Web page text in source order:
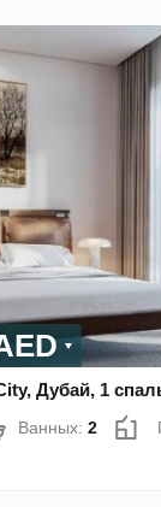
Дубай, 1
Ванных:2